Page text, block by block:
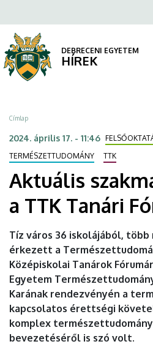
szakmai
kérdések
TTK
Tanári
Fórumán
DEBRECENI
EGYETEM
a
tartalomra
DEBRECENI EGYETEM
HÍREK
Morzsa
Címlap
2024. április 17. - 11:46
TERMÉSZETTUDOMÁNY
TTK
Aktuális
a TTK Tanári
Tíz város 36 iskolájából, több
érkezett a
Középiskolai Tanárok
Egyetem
Karának rendezvényén a
kapcsolatos érettségi
komplex
bevezetéséről is szó volt.